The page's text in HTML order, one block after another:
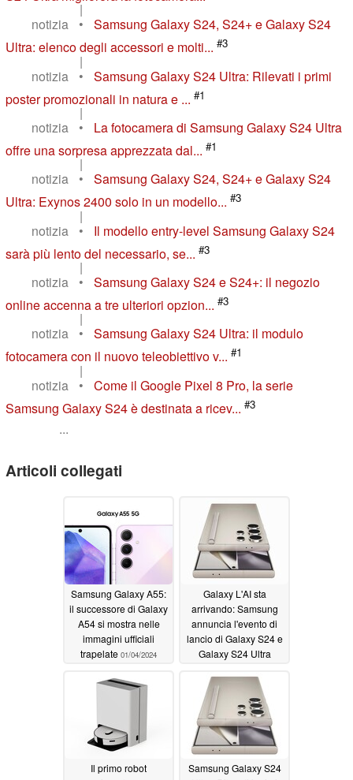
|
notizia
•
Samsung Galaxy S24, S24+ e Galaxy S24
Ultra: elenco degli accessori e molti... #3
|
notizia
•
Samsung Galaxy S24 Ultra: Rilevati i primi
poster promozionali in natura e ... #1
|
notizia
•
La fotocamera di Samsung Galaxy S24 Ultra
offre una sorpresa apprezzata dal... #1
|
notizia
•
Samsung Galaxy S24, S24+ e Galaxy S24
Ultra: Exynos 2400 solo in un modello... #3
|
notizia
•
Il modello entry-level Samsung Galaxy S24
sarà più lento del necessario, se... #3
|
notizia
•
Samsung Galaxy S24 e S24+: il negozio
online accenna a tre ulteriori opzion... #3
|
notizia
•
Samsung Galaxy S24 Ultra: il modulo
fotocamera con il nuovo teleobiettivo v... #1
|
notizia
•
Come il Google Pixel 8 Pro, la serie
Samsung Galaxy S24 è destinata a ricev... #3
...
Articoli collegati
Samsung Galaxy A55:
il successore di Galaxy
A54 si mostra nelle
immagini ufficiali
trapelate 01/04/2024
Galaxy L'AI sta
arrivando: Samsung
annuncia l'evento di
lancio di Galaxy S24 e
Galaxy S24 Ultra
Il primo robot
Samsung Galaxy S24